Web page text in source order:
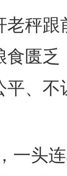
秤跟
食匮
平、
头连